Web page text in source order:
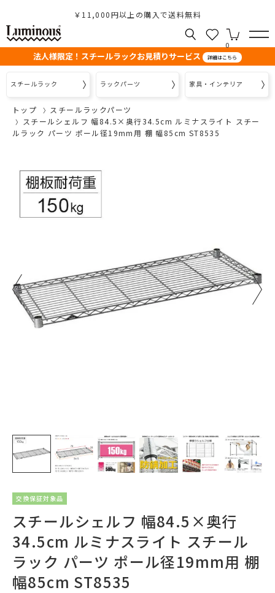
￥11,000円以上の購入で送料無料
0
法人様限定！スチールラックお見積りサービス 詳細はこちら
スチールラック ラックパーツ 家具・インテリア
トップ
スチールラックパーツ
スチールシェルフ 幅84.5×奥行34.5cm ルミナスライト スチー
ルラック パーツ ポール径19mm用 棚 幅85cm ST8535
交換保証対象品
スチールシェルフ 幅84.5×奥行
34.5cm ルミナスライト スチール
ラック パーツ ポール径19mm用 棚
幅85cm ST8535